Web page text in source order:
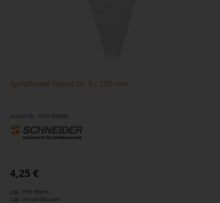
Spritzbeutel Export Gr. 0 / 250 mm
Artikel-Nr.: SND-350080
4,25 €
zzgl. 19% MwSt.
zzgl. Versandkosten